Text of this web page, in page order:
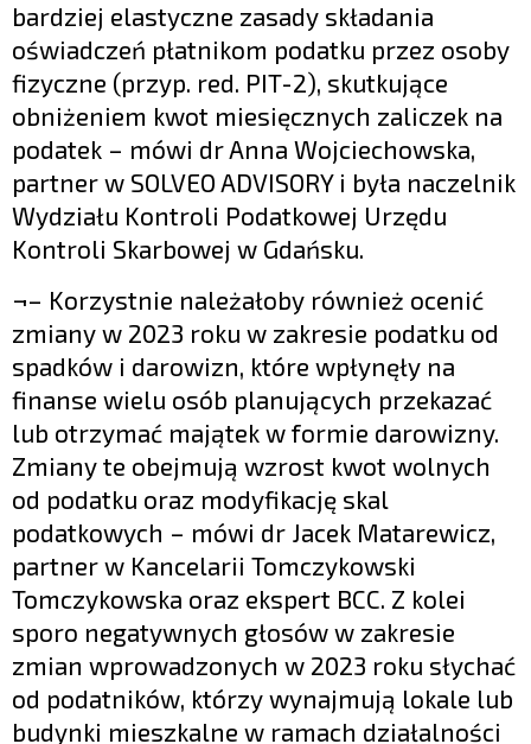
bardziej elastyczne zasady składania
oświadczeń płatnikom podatku przez osoby
fizyczne (przyp. red. PIT-2), skutkujące
obniżeniem kwot miesięcznych zaliczek na
podatek – mówi dr Anna Wojciechowska,
partner w SOLVEO ADVISORY i była naczelnik
Wydziału Kontroli Podatkowej Urzędu
Kontroli Skarbowej w Gdańsku.
¬– Korzystnie należałoby również ocenić
zmiany w 2023 roku w zakresie podatku od
spadków i darowizn, które wpłynęły na
finanse wielu osób planujących przekazać
lub otrzymać majątek w formie darowizny.
Zmiany te obejmują wzrost kwot wolnych
od podatku oraz modyfikację skal
podatkowych – mówi dr Jacek Matarewicz,
partner w Kancelarii Tomczykowski
Tomczykowska oraz ekspert BCC. Z kolei
sporo negatywnych głosów w zakresie
zmian wprowadzonych w 2023 roku słychać
od podatników, którzy wynajmują lokale lub
budynki mieszkalne w ramach działalności